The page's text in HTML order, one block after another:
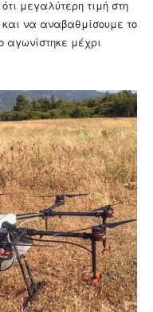
μεγαλύτερη τιμή στη
να αναβαθμίσουμε το
αγωνίστηκε μέχρι